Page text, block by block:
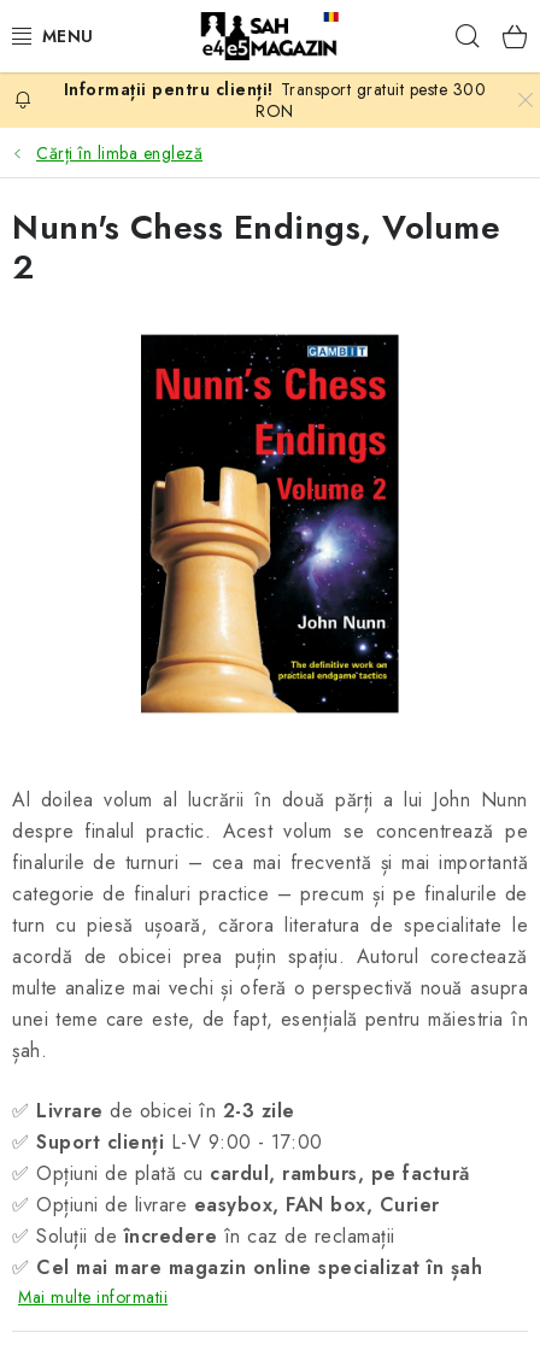
PROMOTII
ȘAH
PIESE DE ȘAH
Transport gratuit peste 300
RON
Cărți în limba engleză
Al doilea volum al lucrării în două părți a lui John Nunn
despre finalul practic. Acest volum se concentrează pe
finalurile de turnuri – cea mai frecventă și mai importantă
categorie de finaluri practice – precum și pe finalurile de
turn cu piesă ușoară, cărora literatura de specialitate le
acordă de obicei prea puțin spațiu. Autorul corectează
multe analize mai vechi și oferă o perspectivă nouă asupra
unei teme care este, de fapt, esențială pentru măiestria în
șah.
✅ Livrare de obicei în 2-3 zile
✅ Suport clienți L-V 9:00 - 17:00
✅ Opțiuni de plată cu cardul, ramburs, pe factură
✅ Opțiuni de livrare easybox, FAN box, Curier
✅ Soluții deîncredere în caz de reclamații
✅ Cel mai mare magazin online specializat în șah
Mai multe informatii
Nunn's Chess Endings, Volume
2